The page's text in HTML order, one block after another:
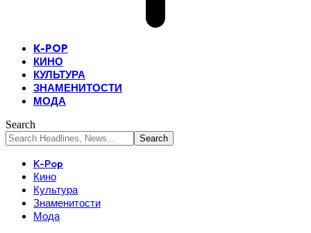
K-POP
КИНО
КУЛЬТУРА
ЗНАМЕНИТОСТИ
МОДА
Search
K-Pop
Кино
Культура
Знаменитости
Мода